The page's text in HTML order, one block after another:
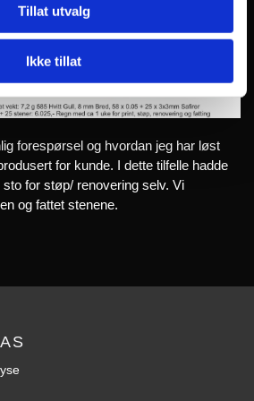
Tillat utvalg
Ikke tillat
forespørsel og hvordan jeg har løst
for kunde. I dette tilfelle hadde
for støp/ renovering selv. Vi
og fattet stenene.